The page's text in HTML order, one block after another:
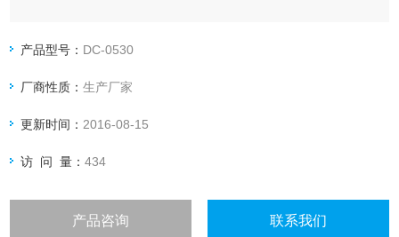
产品型号： DC-0530
厂商性质：生产厂家
更新时间： 2016-08-15
访 问 量：434
产品咨询 联系我们